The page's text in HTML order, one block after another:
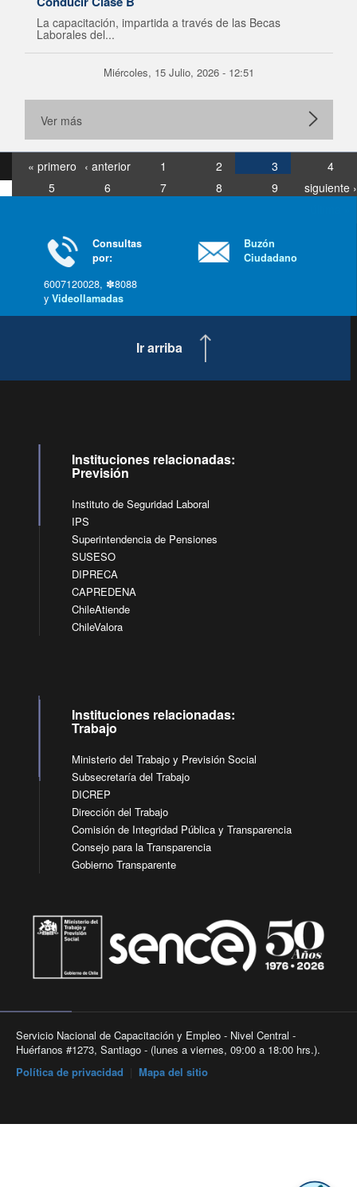
La capacitación, impartida a través de las Becas
Laborales del...
Miércoles, 15 Julio, 2026 - 12:51
Ver más
« primero ‹ anterior 1 2 3
4
5
6 7 8 9
siguiente ›
Consultas
por:
6007120028, ✽8088
y Videollamadas
Buzón
Ciudadano
Ir arriba
Instituciones relacionadas:
Previsión
Instituto de Seguridad Laboral
IPS
Superintendencia de Pensiones
SUSESO
DIPRECA
CAPREDENA
ChileAtiende
ChileValora
Instituciones relacionadas:
Trabajo
Ministerio del Trabajo y Previsión Social
Subsecretaría del Trabajo
DICREP
Dirección del Trabajo
Comisión de Integridad Pública y Transparencia
Consejo para la Transparencia
Gobierno Transparente
Servicio Nacional de Capacitación y Empleo - Nivel Central -
Huérfanos #1273, Santiago - (lunes a viernes, 09:00 a 18:00 hrs.).
Política de privacidad
Mapa del sitio